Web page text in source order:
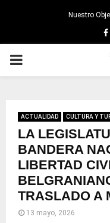
Nuestro
PRIMARY
ACTUALIDAD CULTURA Y
LA
BANDERA
LIBERTAD
TRASLADO A
13 mayo, 2026